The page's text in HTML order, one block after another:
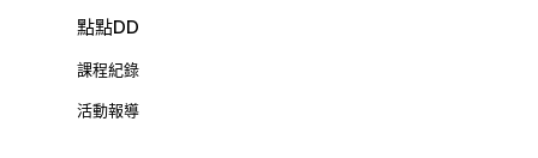
點點DD
課程紀錄
活動報導